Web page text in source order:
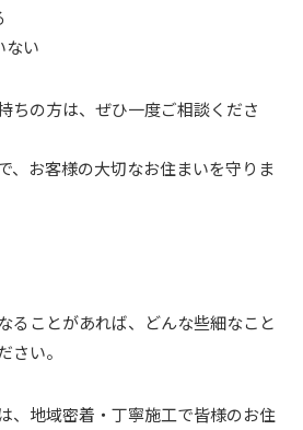
ない
ちの方は、ぜひ一度ご相談くださ
、お客様の大切なお住まいを守りま
ることがあれば、どんな些細なこと
さい。
、地域密着・丁寧施工で皆様のお住